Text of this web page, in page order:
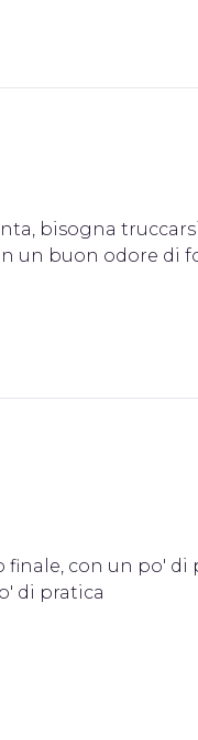
bisogna
un buon odore di
finale, con un po'
di pratica